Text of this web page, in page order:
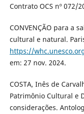
Contrato OCS nº 072/
CONVENÇÃO para a
cultural e natural.
https://
em: 27 nov. 2024.
COSTA, Inês de
Patrimônio Cultural e
considerações.